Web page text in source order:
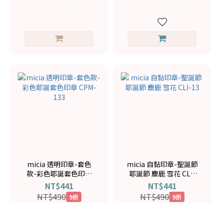
micia 透明印章-套色
款-彩色耶誕套色印章
CPM-133
NT$441
NT$490 9折
micia 自黏印章-聖誕節
耶誕節 麋鹿 雪花 CLI-
13
NT$441
NT$490 9折